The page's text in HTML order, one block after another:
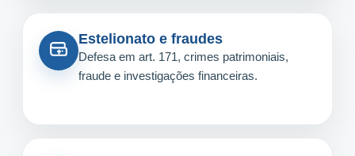
Estelionato e fraudes
Defesa em art. 171, crimes patrimoniais,
fraude e investigações financeiras.